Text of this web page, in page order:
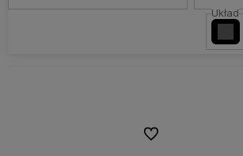
Układ
Do ulubionych